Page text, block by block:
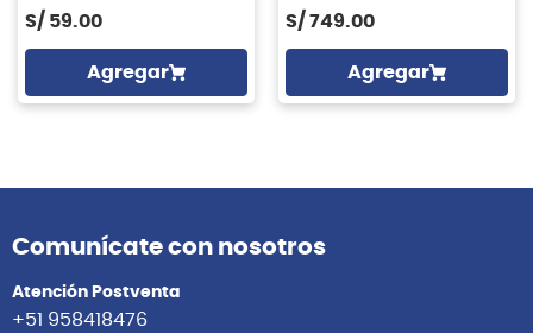
S/ 59.00
Agregar
S/ 749.00
Agregar
Comunícate con nosotros
Atención Postventa
+51 958418476